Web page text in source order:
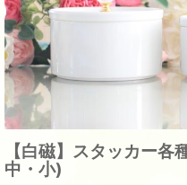
【白磁】スタッカー各
中・小)